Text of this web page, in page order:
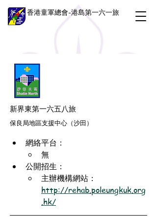
香港童軍總會-港島第一六一旅
新界東第一六五八旅
保良局地區支援中心（沙田）
網絡平台：
無
公開招生：
主辦機構網站：
http://rehab.poleungkuk.org
.hk/